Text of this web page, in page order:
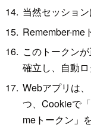
当然セッション
Remember-me
このトークン
確立し、自動ロ
Webアプリは
つ、Cookieで
meトークン」